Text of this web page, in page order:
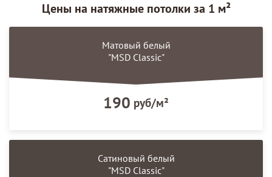
Цены на натяжные потолки за 1 м²
Матовый белый
"MSD Classic"
190 руб/м²
Сатиновый белый
"MSD Classic"